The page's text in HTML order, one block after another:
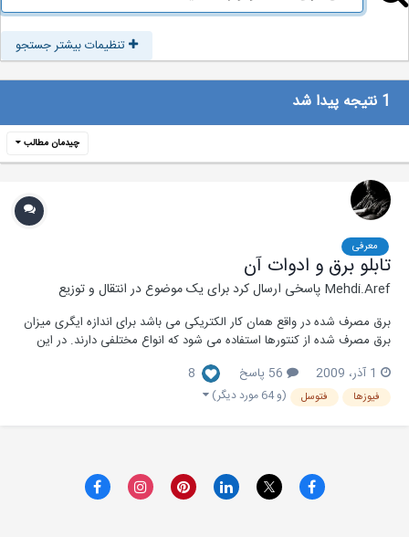
تنظیمات بیشتر جستجو
چیدمان مطالب
معرفی
تابلو برق و ادوات آن
Mehdi.Arefپاسخی ارسال کرد برای یک موضوع درانتقال و توزیع
برق مصرف شده در واقع همان کار الکتریکی می باشد برای اندازه ایگری میزان
برق مصرف شده از کنتورها استفاده می شود که انواع مختلفی دارند. در این
آن ها و ... بیان شده است. دانلود مقاله
1 آذر، 2009 56 پاسخ 8
فیوزها فتوسل (و 64 مورد دیگر)